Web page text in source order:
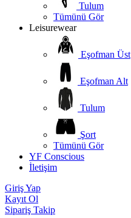
Tulum
Tümünü Gör
Leisurewear
Eşofman Üst
Eşofman Alt
Tulum
Şort
Tümünü Gör
YF Conscious
İletişim
Giriş Yap
Kayıt Ol
Sipariş Takip